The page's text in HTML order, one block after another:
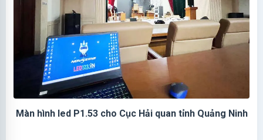
Màn hình led P1.53 cho Cục Hải quan tỉnh Quảng Ninh